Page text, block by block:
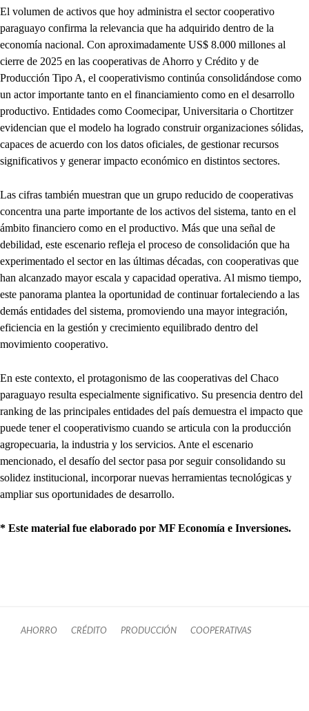
El volumen de activos que hoy administra el sector cooperativo
paraguayo confirma la relevancia que ha adquirido dentro de la
economía nacional. Con aproximadamente US$ 8.000 millones al
cierre de 2025 en las cooperativas de Ahorro y Crédito y de
Producción Tipo A, el cooperativismo continúa consolidándose como
un actor importante tanto en el financiamiento como en el desarrollo
productivo. Entidades como Coomecipar, Universitaria o Chortitzer
evidencian que el modelo ha logrado construir organizaciones sólidas,
capaces de acuerdo con los datos oficiales, de gestionar recursos
significativos y generar impacto económico en distintos sectores.
Las cifras también muestran que un grupo reducido de cooperativas
concentra una parte importante de los activos del sistema, tanto en el
ámbito financiero como en el productivo. Más que una señal de
debilidad, este escenario refleja el proceso de consolidación que ha
experimentado el sector en las últimas décadas, con cooperativas que
han alcanzado mayor escala y capacidad operativa. Al mismo tiempo,
este panorama plantea la oportunidad de continuar fortaleciendo a las
demás entidades del sistema, promoviendo una mayor integración,
eficiencia en la gestión y crecimiento equilibrado dentro del
movimiento cooperativo.
En este contexto, el protagonismo de las cooperativas del Chaco
paraguayo resulta especialmente significativo. Su presencia dentro del
ranking de las principales entidades del país demuestra el impacto que
puede tener el cooperativismo cuando se articula con la producción
agropecuaria, la industria y los servicios. Ante el escenario
mencionado, el desafío del sector pasa por seguir consolidando su
solidez institucional, incorporar nuevas herramientas tecnológicas y
ampliar sus oportunidades de desarrollo.
* Este material fue elaborado por MF Economía e Inversiones.
AHORRO CRÉDITO PRODUCCIÓN COOPERATIVAS